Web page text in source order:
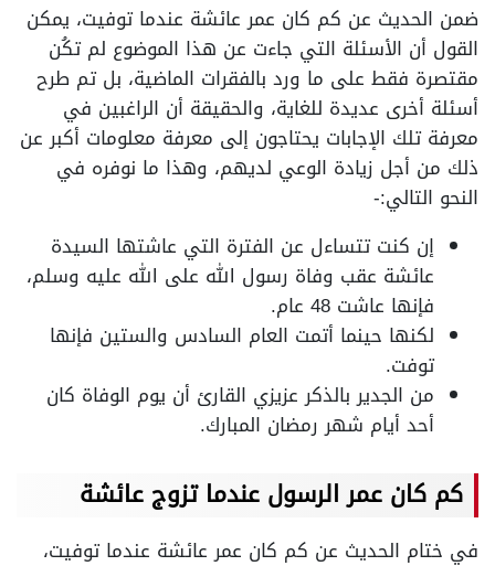
ضمن الحديث عن كم كان عمر عائشة عندما توفيت، يمكن
القول أن الأسئلة التي جاءت عن هذا الموضوع لم تكُن
مقتصرة فقط على ما ورد بالفقرات الماضية، بل تم طرح
أسئلة أخرى عديدة للغاية، والحقيقة أن الراغبين في
معرفة تلك الإجابات يحتاجون إلى معرفة معلومات أكبر عن
ذلك من أجل زيادة الوعي لديهم، وهذا ما نوفره في
النحو التالي:-
إن كنت تتساءل عن الفترة التي عاشتها السيدة
عائشة عقب وفاة رسول الله على الله عليه وسلم،
فإنها عاشت 48 عام.
لكنها حينما أتمت العام السادس والستين فإنها
توفت.
من الجدير بالذكر عزيزي القارئ أن يوم الوفاة كان
أحد أيام شهر رمضان المبارك.
كم كان عمر الرسول عندما تزوج عائشة
في ختام الحديث عن كم كان عمر عائشة عندما توفيت،